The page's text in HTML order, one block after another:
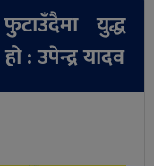
युद्ध
: उपेन्द्र यादव